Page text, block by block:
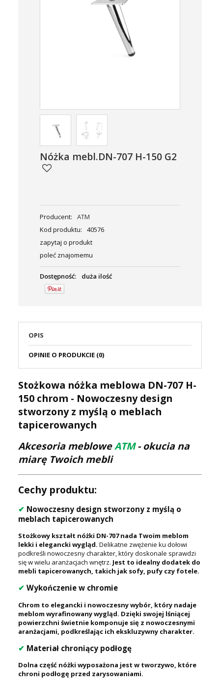
Nóżka mebl.DN-707 H-150 G2
Producent:
ATM
Kod produktu:
40576
zapytaj o produkt
poleć znajomemu
Dostępność: duża ilość
OPIS
OPINIE O PRODUKCIE (0)
Stożkowa nóżka meblowa DN-707 H-
150 chrom - Nowoczesny design
stworzony z myślą o meblach
tapicerowanych
Akcesoria mebloweATM- okucia na
miarę Twoich mebli
Cechy produktu:
✔ Nowoczesny design stworzony z myślą o
meblach tapicerowanych
Stożkowy kształt nóżki DN-707 nada Twoim meblom
lekki i elegancki wygląd. Delikatne zwężenie ku dołowi
podkreśli nowoczesny charakter, który doskonale sprawdzi
się w wielu aranżacjach wnętrz. Jest to idealny dodatek do
mebli tapicerowanych, takich jak sofy, pufy czy fotele.
✔ Wykończenie w chromie
Chrom to elegancki i nowoczesny wybór, który nadaje
meblom wyrafinowany wygląd. Dzięki swojej lśniącej
powierzchni świetnie komponuje się z nowoczesnymi
aranżacjami, podkreślając ich ekskluzywny charakter.
✔ Materiał chroniący podłogę
Dolna część nóżki wyposażona jest w tworzywo, które
chroni podłogę przed zarysowaniami.